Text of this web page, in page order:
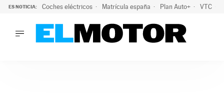
ES NOTICIA: Coches eléctricos Matrícula españa Plan Auto+ VTC